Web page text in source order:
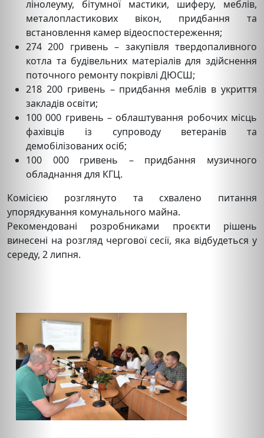
лінолеуму, бітумної мастики, шиферу, меблів,
металопластикових вікон, придбання та
встановлення камер відеоспостереження;
274 200 гривень – закупівля твердопаливного
котла та будівельних матеріалів для здійснення
поточного ремонту покрівлі ДЮСШ;
218 200 гривень – придбання меблів в укриття
закладів освіти;
100 000 гривень – облаштування робочих місць
фахівців із супроводу ветеранів та
демобілізованих осіб;
100 000 гривень – придбання музичного
обладнання для КГЦ.
Комісією розглянуто та схвалено питання
упорядкування комунального майна.
Рекомендовані розробниками проєкти рішень
винесені на розгляд чергової сесії, яка відбудеться у
середу, 2 липня.